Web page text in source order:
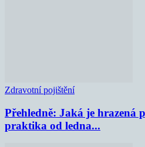
Zdravotní pojištění
Přehledně: Jaká je hrazená
praktika od ledna...